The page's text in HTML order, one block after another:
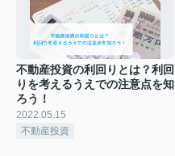
不動産投資の利回りとは？利回
りを考えるうえでの注意点を知
ろう！
2022.05.15
不動産投資